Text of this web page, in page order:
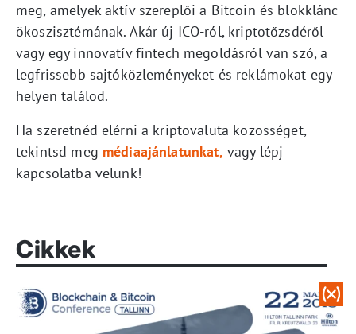
meg, amelyek aktív szereplői a Bitcoin és blokklánc
ökoszisztémának. Akár új ICO-ról, kriptotőzsdéről
vagy egy innovatív fintech megoldásról van szó, a
legfrissebb sajtóközleményeket és reklámokat egy
helyen találod.
Ha szeretnéd elérni a kriptovaluta közösséget,
tekintsd meg médiaajánlatunkat, vagy lépj
kapcsolatba velünk!
Cikkek